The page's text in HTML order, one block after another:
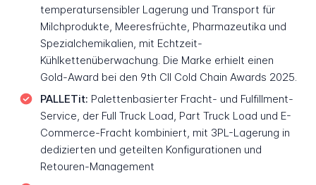
temperatursensibler Lagerung und Transport für
Milchprodukte, Meeresfrüchte, Pharmazeutika und
Spezialchemikalien, mit Echtzeit-
Kühlkettenüberwachung. Die Marke erhielt einen
Gold-Award bei den 9th CII Cold Chain Awards 2025.
PALLETit: Palettenbasierter Fracht- und Fulfillment-
Service, der Full Truck Load, Part Truck Load und E-
Commerce-Fracht kombiniert, mit 3PL-Lagerung in
dedizierten und geteilten Konfigurationen und
Retouren-Management